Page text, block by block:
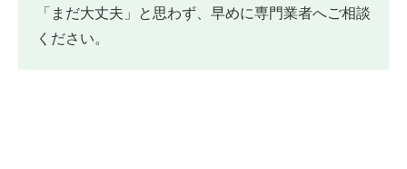
「まだ大丈夫」と思わず、早めに専門業者へご相談
ください。